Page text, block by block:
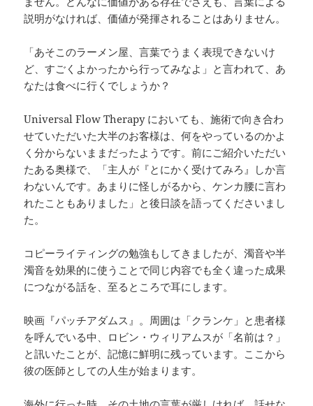
説明がなければ、価値が発揮されることはありません。
「あそこのラーメン屋、言葉でうまく表現できないけ
ど、すごくよかったから行ってみなよ」と言われて、あ
なたは食べに行くでしょうか？
Universal Flow Therapy においても、施術で向き合わ
せていただいた大半のお客様は、何をやっているのかよ
く分からないままだったようです。前にご紹介いただい
たある奥様で、「主人が『とにかく受けてみろ』しか言
わないんです。あまりに怪しがるから、ケンカ腰に言わ
れたこともありました」と後日談を語ってくださいまし
た。
コピーライティングの勉強もしてきましたが、濁音や半
濁音を効果的に使うことで同じ内容でも全く違った成果
につながる話を、至るところで耳にします。
映画『パッチアダムス』。周囲は「クランケ」と患者様
を呼んでいる中、ロビン・ウィリアムスが「名前は？」
と訊いたことが、記憶に鮮明に残っています。ここから
彼の医師としての人生が始まります。